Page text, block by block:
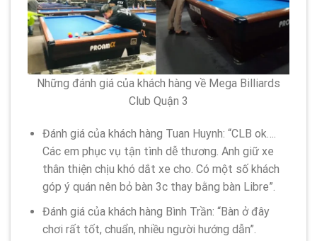
Những đánh giá của khách hàng về Mega Billiards
Club Quận 3
Đánh giá của khách hàng Tuan Huynh: “CLB ok….
Các em phục vụ tận tình dễ thương. Anh giữ xe
thân thiện chịu khó dắt xe cho. Có một số khách
góp ý quán nên bỏ bàn 3c thay bằng bàn Libre”.
Đánh giá của khách hàng Bình Trần: “Bàn ở đây
chơi rất tốt, chuẩn, nhiều người hướng dẫn”.